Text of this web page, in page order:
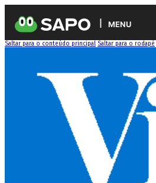
MENU
Saltar para o conteúdo principal Saltar para o rodapé